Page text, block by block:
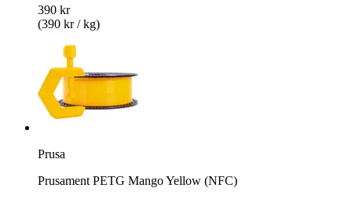
390 kr
(390 kr / kg)
Prusa
Prusament PETG Mango Yellow (NFC)